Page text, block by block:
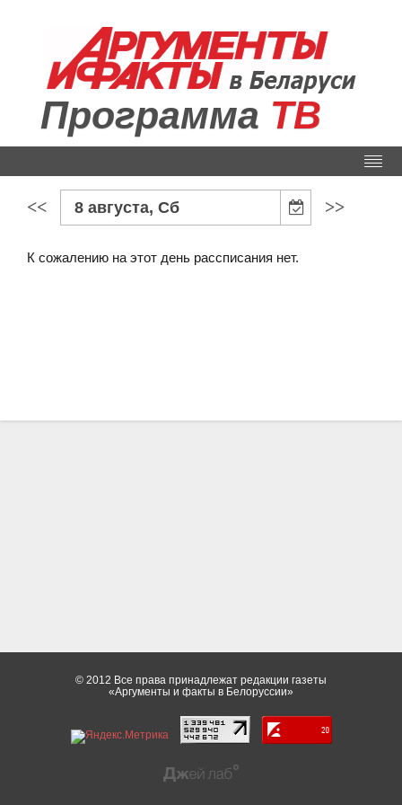
Программа ТВ
<< 8 августа, Сб >>
К сожалению на этот день рассписания нет.
© 2012 Все права принадлежат редакции газеты
«Аргументы и факты в Белоруссии»